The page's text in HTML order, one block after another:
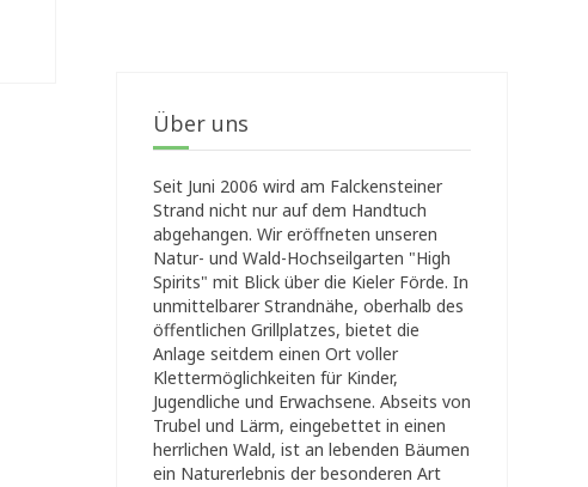
Über uns
Seit Juni 2006 wird am Falckensteiner
Strand nicht nur auf dem Handtuch
abgehangen. Wir eröffneten unseren
Natur- und Wald-Hochseilgarten "High
Spirits" mit Blick über die Kieler Förde. In
unmittelbarer Strandnähe, oberhalb des
öffentlichen Grillplatzes, bietet die
Anlage seitdem einen Ort voller
Klettermöglichkeiten für Kinder,
Jugendliche und Erwachsene. Abseits von
Trubel und Lärm, eingebettet in einen
herrlichen Wald, ist an lebenden Bäumen
ein Naturerlebnis der besonderen Art